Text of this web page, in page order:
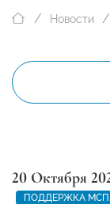
Новости
20 Октября
ПОДДЕРЖКА